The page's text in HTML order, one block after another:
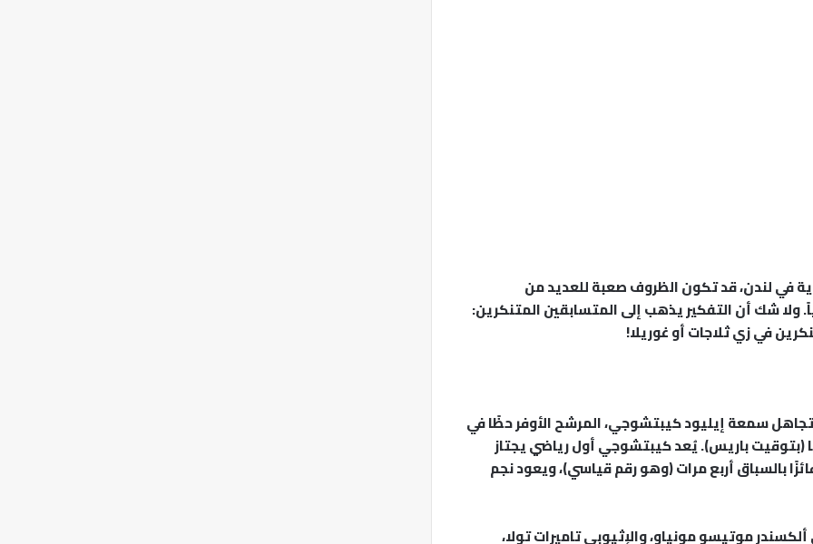
تصل إلى نحو -5 درجات مئوية في لندن، قد تكون الظروف صعبة للعديد من
ولا شك أن التفكير يذهب إلى المتسابقين المتنكرين:
في زي ثلاجات أو غوريلا!
سمعة إيليود كيبتشوجي، المرشح الأوفر حظًا في
الذي سينطلق في الساعة 9:35 صباحًا (بتوقيت باريس). يُعد كيبتشوجي أول رياضي يجتاز
في أقل من ساعتين (عام 2019) وفائزًا بالسباق أربع مرات (وهو رقم قياسي)، ويعود نجم
موتيسو مونياو، والإثيوبي تاميرات تولا،